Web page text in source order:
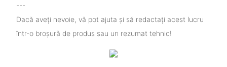
---
Dacă aveți nevoie, vă pot ajuta și să redactați acest lucru
într-o broșură de produs sau un rezumat tehnic!